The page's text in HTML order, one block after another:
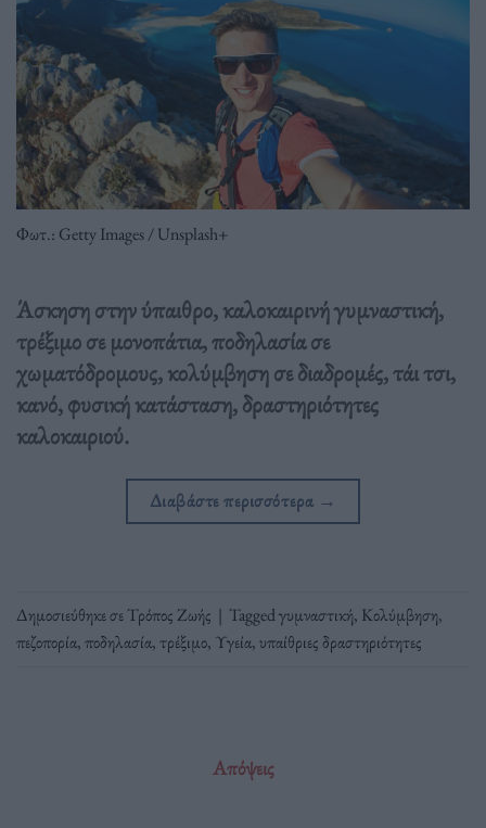
Φωτ.: Getty Images / Unsplash+
Άσκηση στην ύπαιθρο, καλοκαιρινή γυμναστική,
τρέξιμο σε μονοπάτια, ποδηλασία σε
χωματόδρομους, κολύμβηση σε διαδρομές, τάι τσι,
κανό, φυσική κατάσταση, δραστηριότητες
καλοκαιριού.
Διαβάστε περισσότερα →
Δημοσιεύθηκε σεΤρόπος Ζωής | Taggedγυμναστική, Κολύμβηση,
πεζοπορία,ποδηλασία,τρέξιμο, Υγεία,υπαίθριες δραστηριότητες
Απόψεις